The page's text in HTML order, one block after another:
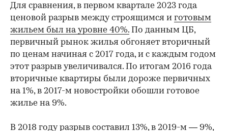
Для сравнения, в первом квартале 2023 года
ценовой разрыв между строящимся и готовым
жильем был на уровне 40%. По данным ЦБ,
первичный рынок жилья обгоняет вторичный
по ценам начиная с 2017 года, и с каждым годом
этот разрыв увеличивался. По итогам 2016 года
вторичные квартиры были дороже первичных
на 1%, в 2017-м новостройки обошли готовое
жилье на 9%.
В 2018 году разрыв составил 13%, в 2019-м — 9%,